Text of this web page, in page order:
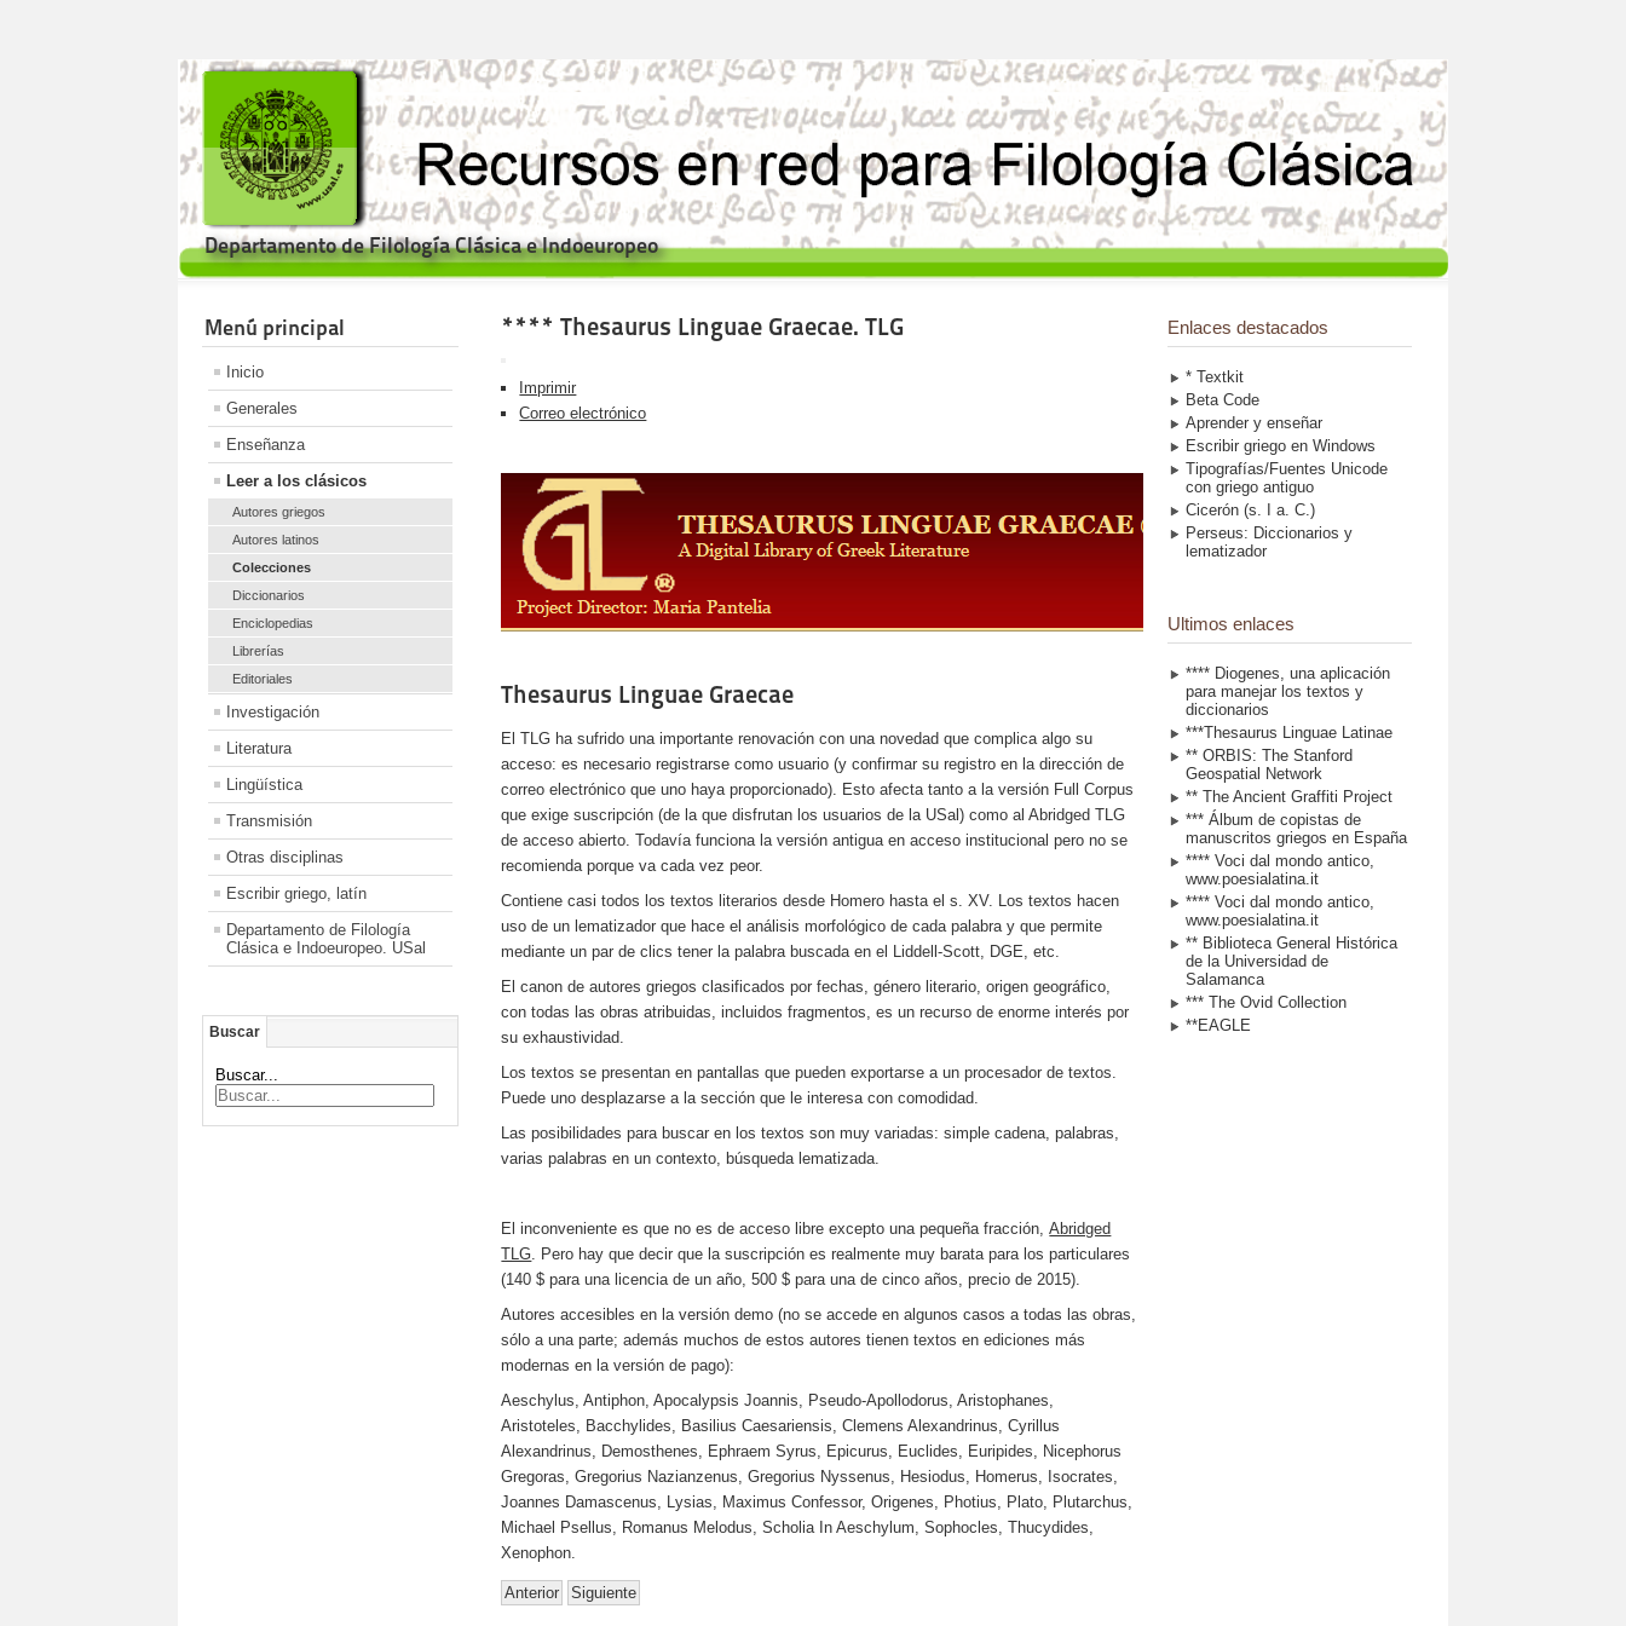
Departamento de Filología Clásica e Indoeuropeo
Menú principal
Inicio
Generales
Enseñanza
Leer a los clásicos
Autores griegos
Autores latinos
Colecciones
Diccionarios
Enciclopedias
Librerías
Editoriales
Investigación
Literatura
Lingüística
Transmisión
Otras disciplinas
Escribir griego, latín
Departamento de Filología
Clásica e Indoeuropeo. USal
Buscar
Buscar...
**** Thesaurus Linguae Graecae. TLG
Imprimir
Correo electrónico
Thesaurus Linguae Graecae
El TLG ha sufrido una importante renovación con una novedad que complica algo su
acceso: es necesario registrarse como usuario (y confirmar su registro en la dirección de
correo electrónico que uno haya proporcionado). Esto afecta tanto a la versión Full Corpus
que exige suscripción (de la que disfrutan los usuarios de la USal) como al Abridged TLG
de acceso abierto. Todavía funciona la versión antigua en acceso institucional pero no se
recomienda porque va cada vez peor.
Contiene casi todos los textos literarios desde Homero hasta el s. XV. Los textos hacen
uso de un lematizador que hace el análisis morfológico de cada palabra y que permite
mediante un par de clics tener la palabra buscada en el Liddell-Scott, DGE, etc.
El canon de autores griegos clasificados por fechas, género literario, origen geográfico,
con todas las obras atribuidas, incluidos fragmentos, es un recurso de enorme interés por
su exhaustividad.
Los textos se presentan en pantallas que pueden exportarse a un procesador de textos.
Puede uno desplazarse a la sección que le interesa con comodidad.
Las posibilidades para buscar en los textos son muy variadas: simple cadena, palabras,
varias palabras en un contexto, búsqueda lematizada.
El inconveniente es que no es de acceso libre excepto una pequeña fracción,Abridged
TLG . Pero hay que decir que la suscripción es realmente muy barata para los particulares
(140 $ para una licencia de un año, 500 $ para una de cinco años, precio de 2015).
Autores accesibles en la versión demo (no se accede en algunos casos a todas las obras,
sólo a una parte; además muchos de estos autores tienen textos en ediciones más
modernas en la versión de pago):
Aeschylus, Antiphon, Apocalypsis Joannis, Pseudo-Apollodorus, Aristophanes,
Aristoteles, Bacchylides, Basilius Caesariensis, Clemens Alexandrinus, Cyrillus
Alexandrinus, Demosthenes, Ephraem Syrus, Epicurus, Euclides, Euripides, Nicephorus
Gregoras, Gregorius Nazianzenus, Gregorius Nyssenus, Hesiodus, Homerus, Isocrates,
Joannes Damascenus, Lysias, Maximus Confessor, Origenes, Photius, Plato, Plutarchus,
Michael Psellus, Romanus Melodus, Scholia In Aeschylum, Sophocles, Thucydides,
Xenophon.
Anterior Siguiente
Enlaces destacados
* Textkit
Beta Code
Aprender y enseñar
Escribir griego en Windows
Tipografías/Fuentes Unicode
con griego antiguo
Cicerón (s. I a. C.)
Perseus: Diccionarios y
lematizador
Ultimos enlaces
**** Diogenes, una aplicación
para manejar los textos y
diccionarios
***Thesaurus Linguae Latinae
** ORBIS: The Stanford
Geospatial Network
** The Ancient Graffiti Project
*** Álbum de copistas de
manuscritos griegos en España
**** Voci dal mondo antico,
www.poesialatina.it
**** Voci dal mondo antico,
www.poesialatina.it
** Biblioteca General Histórica
de la Universidad de
Salamanca
*** The Ovid Collection
**EAGLE